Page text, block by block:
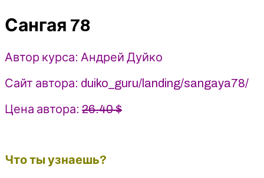
Кайлас
-
Дуйко
Сангая 78
Автор курса: Андрей Дуйко
Сайт автора: duiko_guru/landing/sangaya78/
Цена автора: 26.40 $
Что ты узнаешь?